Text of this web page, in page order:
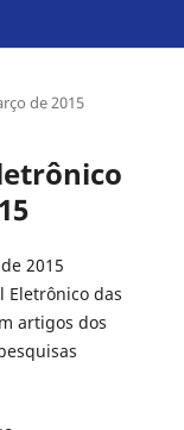
de 2015
2015
Eletrônico das
artigos dos